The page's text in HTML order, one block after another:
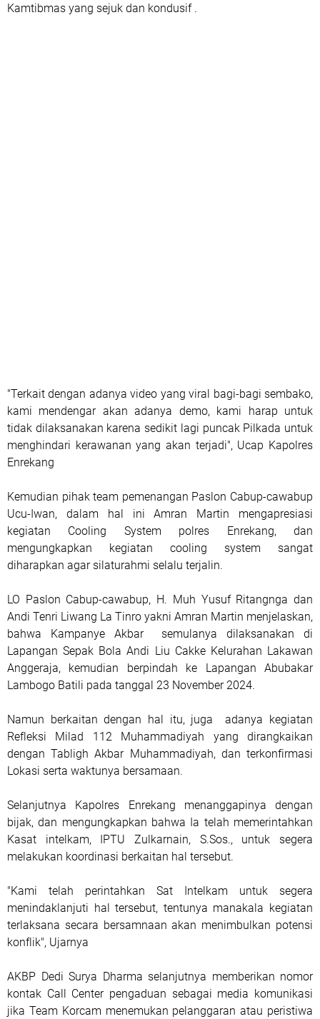
Kamtibmas yang sejuk dan kondusif .
"Terkait dengan adanya video yang viral bagi-bagi sembako,
kami mendengar akan adanya demo, kami harap untuk
tidak dilaksanakan karena sedikit lagi puncak Pilkada untuk
menghindari kerawanan yang akan terjadi", Ucap Kapolres
Enrekang
Kemudian pihak team pemenangan Paslon Cabup-cawabup
Ucu-Iwan, dalam hal ini Amran Martin mengapresiasi
kegiatan Cooling System polres Enrekang, dan
mengungkapkan kegiatan cooling system sangat
diharapkan agar silaturahmi selalu terjalin.
LO Paslon Cabup-cawabup, H. Muh Yusuf Ritangnga dan
Andi Tenri Liwang La Tinro yakni Amran Martin menjelaskan,
bahwa Kampanye Akbar semulanya dilaksanakan di
Lapangan Sepak Bola Andi Liu Cakke Kelurahan Lakawan
Anggeraja, kemudian berpindah ke Lapangan Abubakar
Lambogo Batili pada tanggal 23 November 2024.
Namun berkaitan dengan hal itu, juga adanya kegiatan
Refleksi Milad 112 Muhammadiyah yang dirangkaikan
dengan Tabligh Akbar Muhammadiyah, dan terkonfirmasi
Lokasi serta waktunya bersamaan.
Selanjutnya Kapolres Enrekang menanggapinya dengan
bijak, dan mengungkapkan bahwa Ia telah memerintahkan
Kasat intelkam, IPTU Zulkarnain, S.Sos., untuk segera
melakukan koordinasi berkaitan hal tersebut.
"Kami telah perintahkan Sat Intelkam untuk segera
menindaklanjuti hal tersebut, tentunya manakala kegiatan
terlaksana secara bersamnaan akan menimbulkan potensi
konflik", Ujarnya
AKBP Dedi Surya Dharma selanjutnya memberikan nomor
kontak Call Center pengaduan sebagai media komunikasi
jika Team Korcam menemukan pelanggaran atau peristiwa